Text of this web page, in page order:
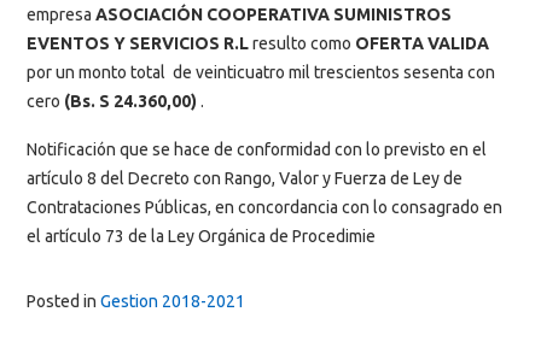
empresa ASOCIACIÓN COOPERATIVA SUMINISTROS
EVENTOS Y SERVICIOS R.Lresulto como OFERTA VALIDA
por un monto total de veinticuatro mil trescientos sesenta con
cero (Bs. S 24.360,00) .
Notificación que se hace de conformidad con lo previsto en el
artículo 8 del Decreto con Rango, Valor y Fuerza de Ley de
Contrataciones Públicas, en concordancia con lo consagrado en
el artículo 73 de la Ley Orgánica de Procedimie
Posted in Gestion 2018-2021